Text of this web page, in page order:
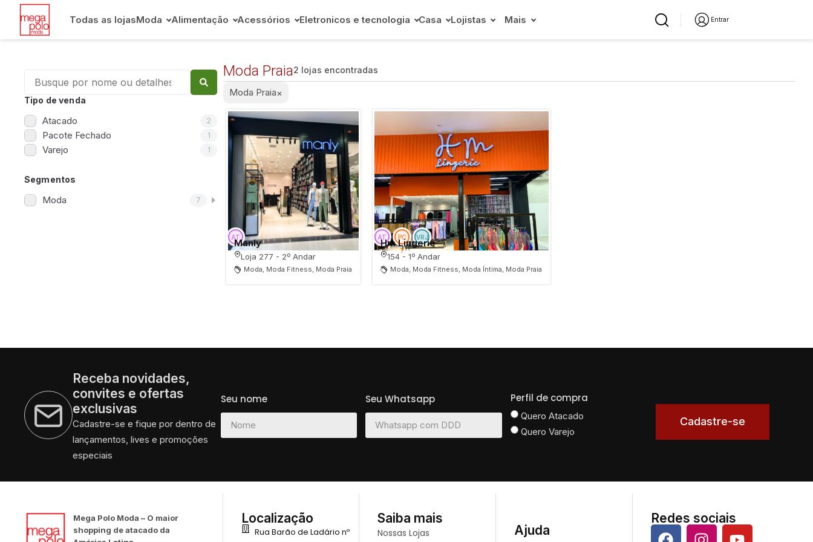
Todas as lojasModa Alimentação Acessórios Eletronicos e tecnologia Casa Lojistas Mais Entrar
Tipo de venda
Atacado 2
Pacote Fechado 1
Varejo 1
Segmentos
Moda 7
Moda Praia2 lojas encontradas
Moda Praia×
Manly
Loja 277 - 2º Andar
Moda, Moda Fitness, Moda Praia
Hm Lingerie
154 - 1º Andar
Moda, Moda Fitness, Moda Íntima, Moda Praia
Receba novidades,
convites e ofertas
exclusivas
Cadastre-se e fique por dentro de
lançamentos, lives e promoções
especiais
Seu nome Seu Whatsapp Perfil de compra
Quero Atacado
Quero Varejo
Cadastre-se
Mega Polo Moda – O maior
shopping de atacado da
Localização
Rua Barão de Ladário nº
Saiba mais
Nossas Lojas Ajuda
Redes sociais